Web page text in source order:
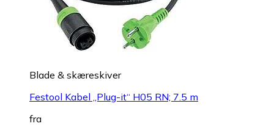
Blade & skæreskiver
Festool Kabel „Plug-it“ H05 RN; 7.5 m
fra